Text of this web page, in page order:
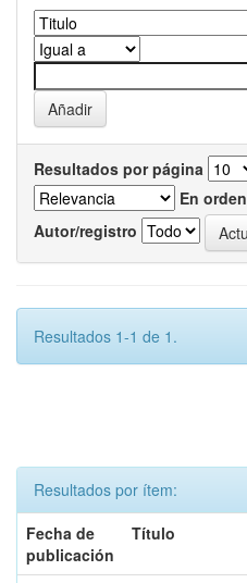
Resultados por página
En orden
Autor/registro
Resultados 1-1 de 1.
Resultados por ítem:
Fecha de
publicación
Título